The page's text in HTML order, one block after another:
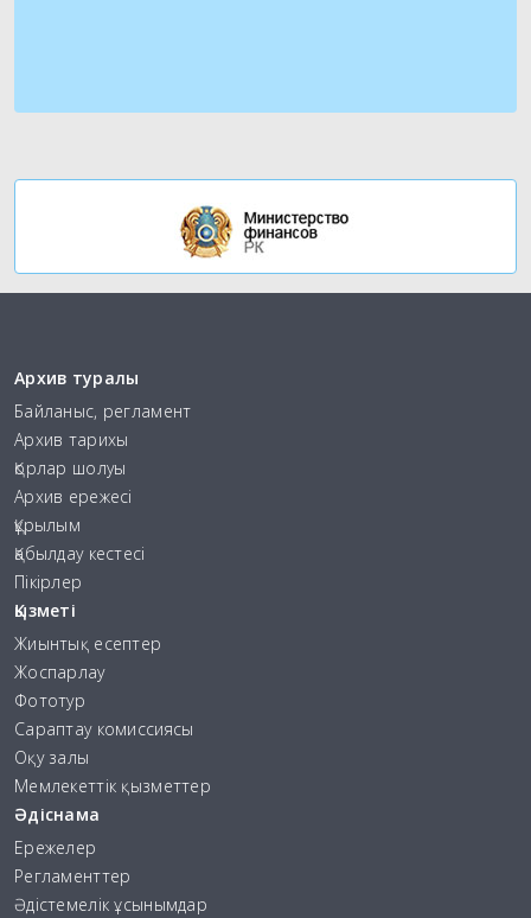
Архив туралы
Байланыс, регламент
Архив тарихы
Қорлар шолуы
Архив ережесі
Құрылым
Қабылдау кестесі
Пікірлер
Қызметі
Жиынтық есептер
Жоспарлау
Фототур
Сараптау комиссиясы
Оқу залы
Мемлекеттік қызметтер
Әдіснама
Ережелер
Регламенттер
Әдістемелік ұсынымдар